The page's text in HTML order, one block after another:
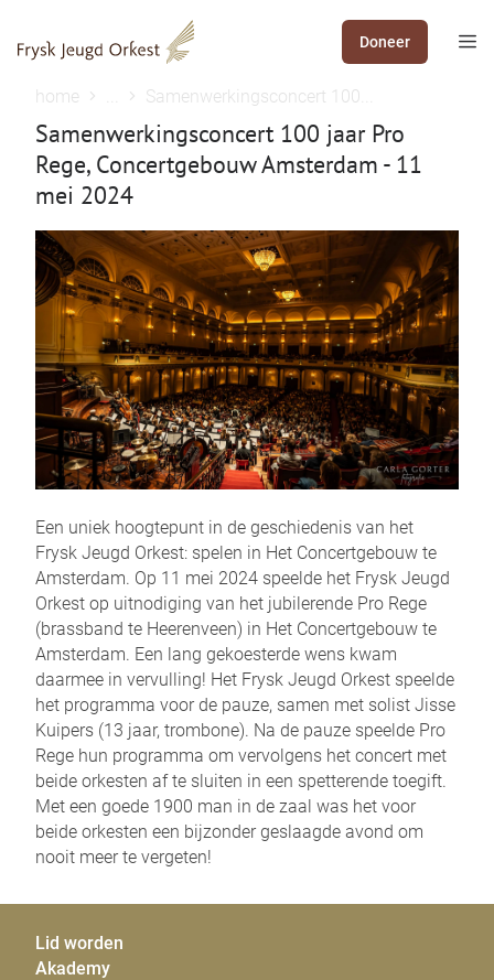
Doneer
home Samenwerkingsconcert 100...
Samenwerkingsconcert 100 jaar Pro
Rege, Concertgebouw Amsterdam - 11
mei 2024
Een uniek hoogtepunt in de geschiedenis van het
Frysk Jeugd Orkest: spelen in Het Concertgebouw te
Amsterdam. Op 11 mei 2024 speelde het Frysk Jeugd
Orkest op uitnodiging van het jubilerende Pro Rege
(brassband te Heerenveen) in Het Concertgebouw te
Amsterdam. Een lang gekoesterde wens kwam
daarmee in vervulling! Het Frysk Jeugd Orkest speelde
het programma voor de pauze, samen met solist Jisse
Kuipers (13 jaar, trombone). Na de pauze speelde Pro
Rege hun programma om vervolgens het concert met
beide orkesten af te sluiten in een spetterende toegift.
Met een goede 1900 man in de zaal was het voor
beide orkesten een bijzonder geslaagde avond om
nooit meer te vergeten!
Lid worden
Akademy
Privacy opties
Dankzij cookies hoef je niet steeds dezelfde informatie in
te voeren wanneer je onze site bekijkt. Ze geven ons ook
inzicht hoe je onze site bekijkt. Zo kunnen wij deze steeds
beter maken.
Essentiële cookies
Essentiële cookies worden gebruikt om algemene
statistieken vast te leggen en kunnen in geen geval
herleidbaar zijn naar een persoon.
Essentiële cookies
Opslaan